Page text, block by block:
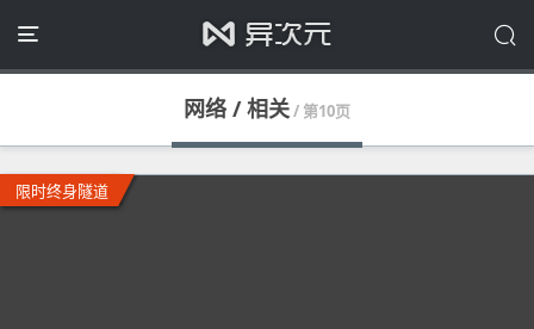
网络 / 相关/ 第10页
限时终身隧道